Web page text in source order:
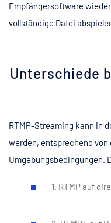
Empfängersoftware
vollständige Datei
Unterschiede
RTMP-Streaming kann in
werden, entsprechend von
Umgebungsbedingungen.
1. RTMP auf